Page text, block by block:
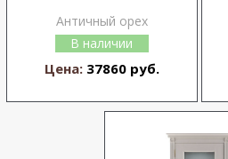
Античный орех
В наличии
Цена: 37860 руб.